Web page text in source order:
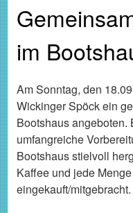
im
Am Sonntag, den
Wickinger Spöck ein
Bootshaus angeboten.
umfangreiche
Bootshaus stielvoll
Kaffee und jede
eingekauft/mitgebracht.